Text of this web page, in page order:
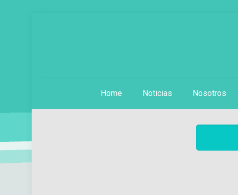
Home Noticias Nosotros